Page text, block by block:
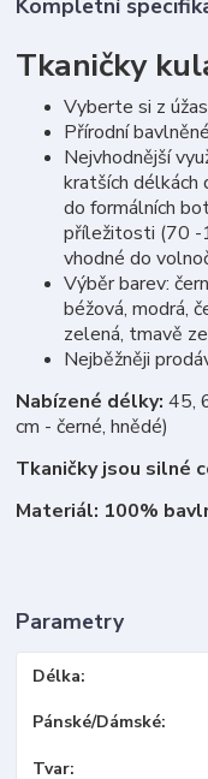
Kompletní
Tkaničky
Vyberte si z
Přírodní
Nejvhodnější
kratších
do formálních
příležitosti (70 -
vhodné do
Výběr barev:
béžová, modrá,
zelená, tmavě
Nejběžněji
Nabízené délky: 45,
cm - černé, hnědé)
Tkaničky jsou silné
Materiál: 100%
Parametry
Délka
Pánské/Dámské
Tvar